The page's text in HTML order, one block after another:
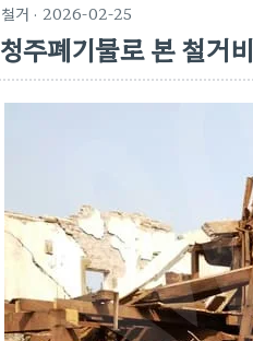
철거 · 2026-02-25
청주폐기물로 본 철거